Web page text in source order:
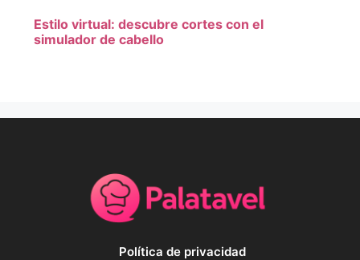
Estilo virtual: descubre cortes con el
simulador de cabello
Política de privacidad